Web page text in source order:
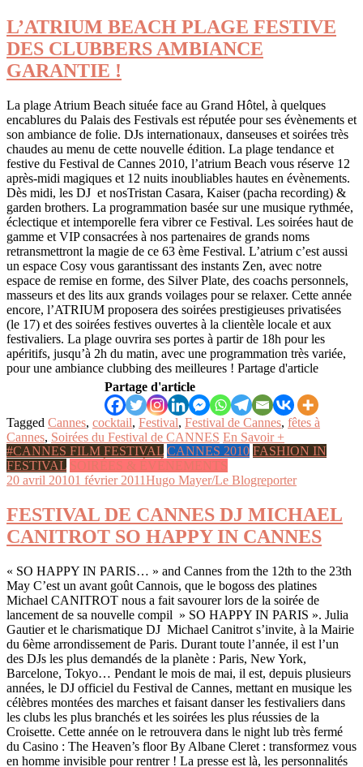
L’ATRIUM BEACH PLAGE FESTIVE
DES CLUBBERS AMBIANCE
GARANTIE !
La plage Atrium Beach située face au Grand Hôtel, à quelques
encablures du Palais des Festivals est réputée pour ses évènements et
son ambiance de folie. DJs internationaux, danseuses et soirées très
chaudes au menu de cette nouvelle édition. La plage tendance et
festive du Festival de Cannes 2010, l’atrium Beach vous réserve 12
après-midi magiques et 12 nuits inoubliables hautes en évènements.
Dès midi, les DJ et nosTristan Casara, Kaiser (pacha recording) &
garden brothers. La programmation basée sur une musique rythmée,
éclectique et intemporelle fera vibrer ce Festival. Les soirées haut de
gamme et VIP consacrées à nos partenaires de grands noms
retransmettront la magie de ce 63 ème Festival. L’atrium c’est aussi
un espace Cosy vous garantissant des instants Zen, avec notre
espace de remise en forme, des Silver Plate, des coachs personnels,
masseurs et des lits aux grands voilages pour se relaxer. Cette année
encore, l’ATRIUM proposera des soirées prestigieuses privatisées
(le 17) et des soirées festives ouvertes à la clientèle locale et aux
festivaliers. La plage ouvrira ses portes à partir de 18h pour les
apéritifs, jusqu’à 2h du matin, avec une programmation très variée,
pour une ambiance clubbing des meilleures ! Partage d'article
Partage d'article
Tagged Cannes, cocktail, Festival, Festival de Cannes, fêtes à
Cannes, Soirées du Festival de CANNES En Savoir +
#CANNES FILM FESTIVAL CANNES 2010 FASHION IN
FESTIVAL SOIRÉES & ÉVÉNEMENTS
20 avril 20101 février 2011Hugo Mayer/Le Blogreporter
FESTIVAL DE CANNES DJ MICHAEL
CANITROT SO HAPPY IN CANNES
« SO HAPPY IN PARIS… » and Cannes from the 12th to the 23th
May C’est un avant goût Cannois, que le bogoss des platines
Michael CANITROT nous a fait savourer lors de la soirée de
lancement de sa nouvelle compil » SO HAPPY IN PARIS ». Julia
Gautier et le charismatique DJ Michael Canitrot s’invite, à la Mairie
du 6ème arrondissement de Paris. Durant toute l’année, il est l’un
des DJs les plus demandés de la planète : Paris, New York,
Barcelone, Tokyo… Pendant le mois de mai, il est, depuis plusieurs
années, le DJ officiel du Festival de Cannes, mettant en musique les
célèbres montées des marches et faisant danser les festivaliers dans
les clubs les plus branchés et les soirées les plus réussies de la
Croisette. Cette année on le retrouvera dans le night lub très fermé
du Casino : The Heaven’s floor By Albane Cleret : transformez vous
en homme invisible pour rentrer ! La presse est là, les personnalités